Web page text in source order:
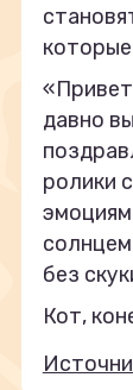
давно
ролики
без
Кот,